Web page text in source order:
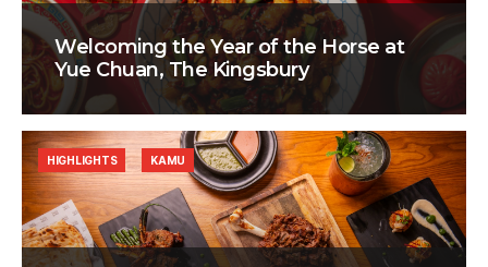
Welcoming the Year of the Horse at
Yue Chuan, The Kingsbury
HIGHLIGHTS KAMU